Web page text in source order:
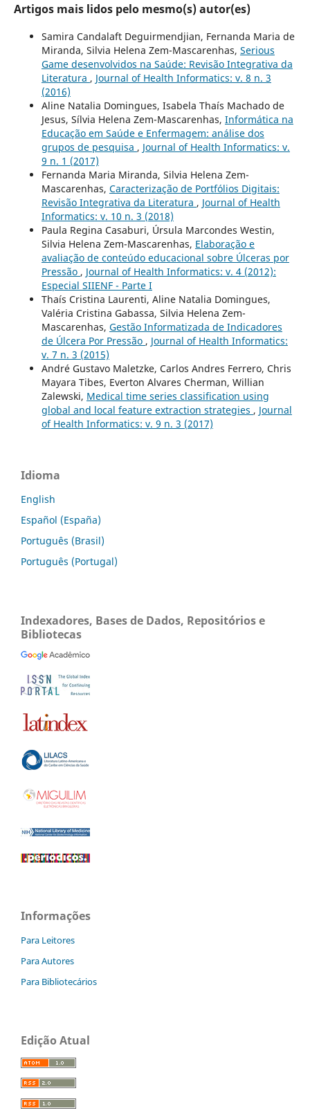
Artigos mais lidos pelo mesmo(s) autor(es)
Samira Candalaft Deguirmendjian, Fernanda Maria de
Miranda, Silvia Helena Zem-Mascarenhas, Serious
Game desenvolvidos na Saúde: Revisão Integrativa da
Literatura , Journal of Health Informatics: v. 8 n. 3
(2016)
Aline Natalia Domingues, Isabela Thaís Machado de
Jesus, Sílvia Helena Zem-Mascarenhas, Informática na
Educação em Saúde e Enfermagem: análise dos
grupos de pesquisa , Journal of Health Informatics: v.
9 n. 1 (2017)
Fernanda Maria Miranda, Silvia Helena Zem-
Mascarenhas, Caracterização de Portfólios Digitais:
Revisão Integrativa da Literatura , Journal of Health
Informatics: v. 10 n. 3 (2018)
Paula Regina Casaburi, Úrsula Marcondes Westin,
Silvia Helena Zem-Mascarenhas, Elaboração e
avaliação de conteúdo educacional sobre Úlceras por
Pressão , Journal of Health Informatics: v. 4 (2012):
Especial SIIENF - Parte I
Thaís Cristina Laurenti, Aline Natalia Domingues,
Valéria Cristina Gabassa, Silvia Helena Zem-
Mascarenhas, Gestão Informatizada de Indicadores
de Úlcera Por Pressão , Journal of Health Informatics:
v. 7 n. 3 (2015)
André Gustavo Maletzke, Carlos Andres Ferrero, Chris
Mayara Tibes, Everton Alvares Cherman, Willian
Zalewski, Medical time series classification using
global and local feature extraction strategies , Journal
of Health Informatics: v. 9 n. 3 (2017)
Idioma
English
Español (España)
Português (Brasil)
Português (Portugal)
Indexadores, Bases de Dados, Repositórios e
Bibliotecas
Informações
Para Leitores
Para Autores
Para Bibliotecários
Edição Atual